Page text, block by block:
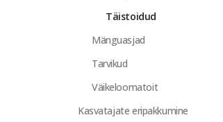
Täistoidud
Mänguasjad
Tarvikud
Väikeloomatoit
Kasvatajate eripakkumine